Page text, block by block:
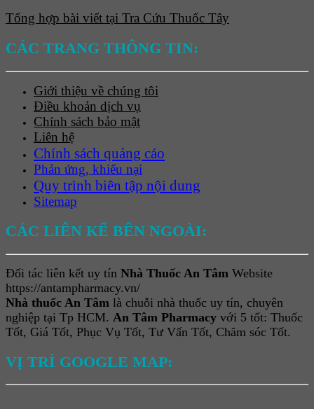
Tổng hợp bài viết tại Tra Cứu Thuốc Tây
CÁC TRANG THÔNG TIN:
Giới thiệu về chúng tôi
Điều khoản dịch vụ
Chính sách bảo mật
Liên hệ
Chính sách quảng cáo
Phản ứng, khiếu nại
Quy trình biên tập nội dung
Sitemap
CÁC LIÊN KẾ BÊN NGOÀI:
Đối tác liên kết uy tín Nhà Thuốc An Tâm Website
https://antampharmacy.vn/
Nhà thuốc An Tâm là chuỗi nhà thuốc uy tín, chuyên
nghiệp tại Tp HCM. An Tâm Pharmacy với 5 tốt: Thuốc
Tốt, Giá Tốt, Phục Vụ Tốt, Tư Vấn Tốt, Chăm sóc Tốt.
VỊ TRÍ GOOGLE MAP: